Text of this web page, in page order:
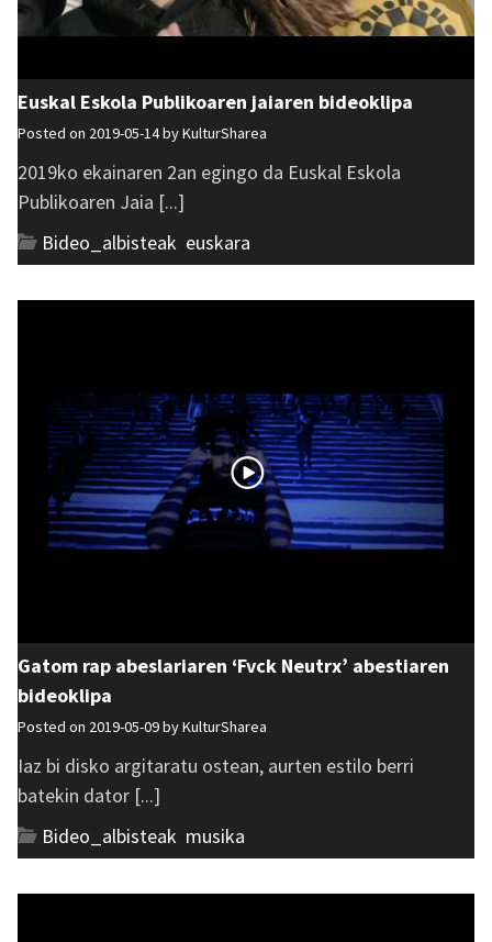
Euskal Eskola Publikoaren jaiaren bideoklipa
Posted on 2019-05-14 byKulturSharea
2019ko ekainaren 2an egingo da Euskal Eskola
Publikoaren Jaia [...]
Bideo_albisteak euskara
Gatom rap abeslariaren ‘Fvck Neutrx’ abestiaren
bideoklipa
Posted on 2019-05-09 byKulturSharea
Iaz bi disko argitaratu ostean, aurten estilo berri
batekin dator [...]
Bideo_albisteak musika